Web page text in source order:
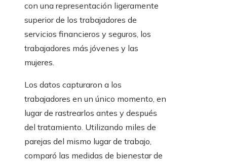
con una representación ligeramente
superior de los trabajadores de
servicios financieros y seguros, los
trabajadores más jóvenes y las
mujeres.
Los datos capturaron a los
trabajadores en un único momento, en
lugar de rastrearlos antes y después
del tratamiento. Utilizando miles de
parejas del mismo lugar de trabajo,
comparó las medidas de bienestar de